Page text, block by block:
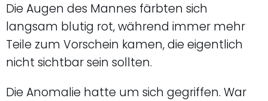
Die Augen des Mannes färbten sich
langsam blutig rot, während immer mehr
Teile zum Vorschein kamen, die eigentlich
nicht sichtbar sein sollten.
Die Anomalie hatte um sich gegriffen. War